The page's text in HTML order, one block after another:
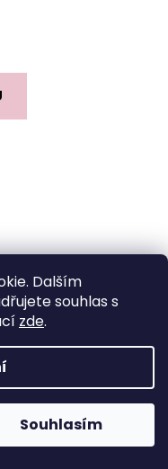
Dalším
souhlas s
zde.
Souhlasím
- 35mm